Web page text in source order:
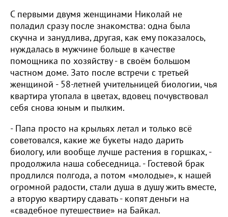
С первыми двумя женщинами Николай не
поладил сразу после знакомства: одна была
скучна и занудлива, другая, как ему показалось,
нуждалась в мужчине больше в качестве
помощника по хозяйству - в своём большом
частном доме. Зато после встречи с третьей
женщиной - 58-летней учительницей биологии, чья
квартира утопала в цветах, вдовец почувствовал
себя снова юным и пылким.
- Папа просто на крыльях летал и только всё
советовался, какие же букеты надо дарить
биологу, или вообще лучше растения в горшках, -
продолжила наша собеседница. - Гостевой брак
продлился полгода, а потом «молодые», к нашей
огромной радости, стали душа в душу жить вместе,
а вторую квартиру сдавать - копят деньги на
«свадебное путешествие» на Байкал.